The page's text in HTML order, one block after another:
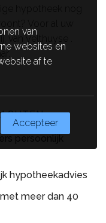
hypotheek nog
van Velthuyse .
hypotheekadvies
meer dan 40
van
websites en
af te
Accepteer